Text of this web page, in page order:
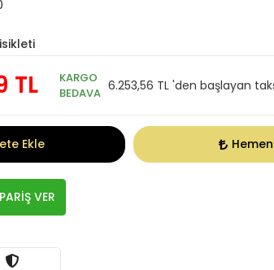
TL
KARGO
BEDAVA 6.253,56 TL 'den başlayan
Ekle
VER